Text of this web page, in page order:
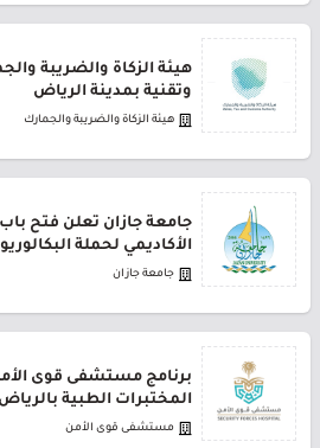
هيئة الزكاة والضريبة
وتقنية بمدينة الرياض
هيئة الزكاة والضريبة والجمارك
جامعة جازان تعلن فتح باب
الأكاديمي لحملة
جامعة جازان
برنامج مستشفى قوى
المختبرات الطبية بالرياض
مستشفى قوى الأمن